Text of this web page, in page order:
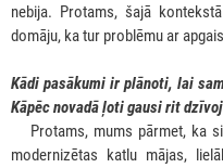
nebija. Protams, šajā
domāju, ka tur problēmu ar
Kādi pasākumi ir plānoti, lai
Kāpēc novadā ļoti gausi rit
Protams, mums pārmet, ka
modernizētas katlu mājas,